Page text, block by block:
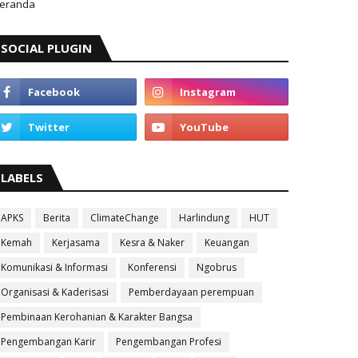
SOCIAL PLUGIN
LABELS
APKS Berita ClimateChange Harlindung
HUT
Kemah
Kerjasama Kesra & Naker
Keuangan
Komunikasi & Informasi
Konferensi
Ngobrus
Organisasi & Kaderisasi
Pemberdayaan perempuan
Pembinaan Kerohanian & Karakter Bangsa
Pengembangan Karir
Pengembangan Profesi